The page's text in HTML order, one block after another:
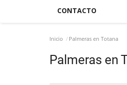
CONTACTO
Inicio Palmeras en Totana
Palmeras en